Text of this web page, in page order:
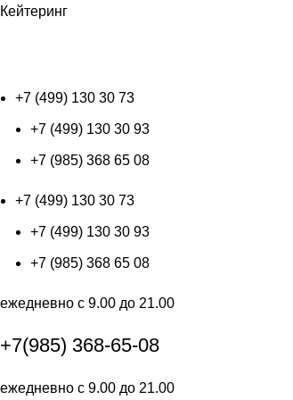
Кейтеринг
+7 (499) 130 30 73
+7 (499) 130 30 93
+7 (985) 368 65 08
+7 (499) 130 30 73
+7 (499) 130 30 93
+7 (985) 368 65 08
ежедневно с 9.00 до 21.00
+7(985) 368-65-08
ежедневно с 9.00 до 21.00